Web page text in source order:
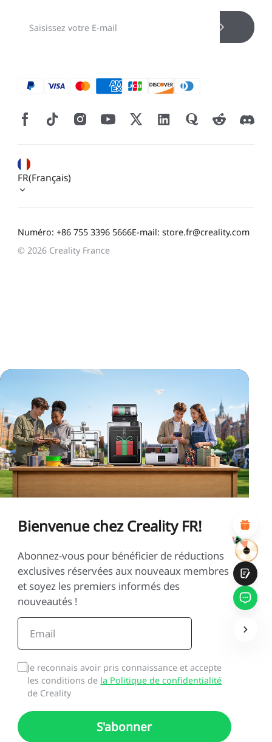
CALIFIQUE VOTRE NIVEAU DE SATISFACTION
AVEC CETTE PAGE:
INSATISFAIT
SATISFAIT
1
2 3 4 6 7 8 9 10
*RAISON DE VOTRE SATISFACTION
Contenu abondant
Chargement rapide de la page
Numéro: +86 755 3396 5666E-mail: store.fr@creality.com
FR(Français)
© 2026 Creality France
Bienvenue chez Creality FR!
Abonnez-vous pour bénéficier de réductions
exclusives réservées aux nouveaux membres
et soyez les premiers informés des
nouveautés !
Je reconnais avoir pris connaissance et accepte
les conditions de la Politique de confidentialité
de Creality
S'abonner